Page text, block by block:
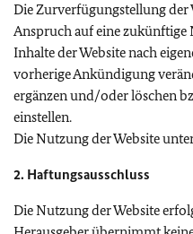
Die Zurverfügungstellung der
Anspruch auf eine zukünftige
Inhalte der Website nach
vorherige Ankündigung
ergänzen und/oder löschen
einstellen.
Die Nutzung der Website
2. Haftungsausschluss
Die Nutzung der Website